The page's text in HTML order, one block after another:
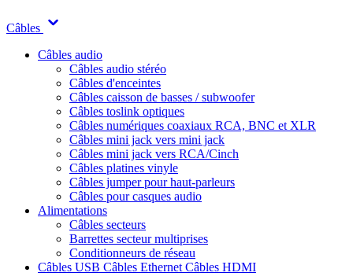
Câbles
Câbles audio
Câbles audio stéréo
Câbles d'enceintes
Câbles caisson de basses / subwoofer
Câbles toslink optiques
Câbles numériques coaxiaux RCA, BNC et XLR
Câbles mini jack vers mini jack
Câbles mini jack vers RCA/Cinch
Câbles platines vinyle
Câbles jumper pour haut-parleurs
Câbles pour casques audio
Alimentations
Câbles secteurs
Barrettes secteur multiprises
Conditionneurs de réseau
Câbles USB Câbles Ethernet Câbles HDMI